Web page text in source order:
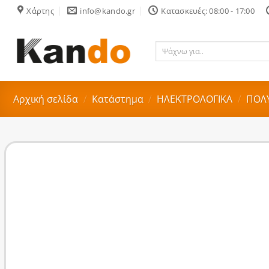
Skip
content
Χάρτης info@kando.gr Κατασκευές: 08:00 - 17:00
Ψάχνω
Αρχική σελίδα / Κατάστημα / ΗΛΕΚΤΡΟΛΟΓΙΚΑ /